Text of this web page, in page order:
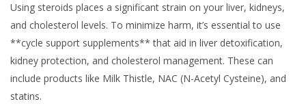
Using steroids places a significant strain on your liver, kidneys,
and cholesterol levels. To minimize harm, it’s essential to use
**cycle support supplements** that aid in liver detoxification,
kidney protection, and cholesterol management. These can
include products like Milk Thistle, NAC (N-Acetyl Cysteine), and
statins.